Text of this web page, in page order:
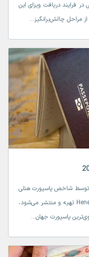
در فرایند دریافت ویزای این
مراحل چالش‌برانگیز...
توسط شاخص پاسپورت هنلی
که با همکاری شرکت مشاوره‌ای Henely and Partners تهیه و منتشر می‌شود،